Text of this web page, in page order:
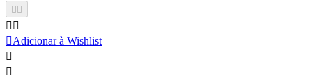

 
Adicionar à Wishlist

